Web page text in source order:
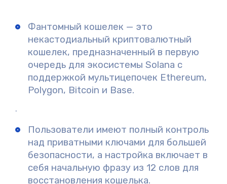
Фантомный кошелек — это
некастодиальный криптовалютный
кошелек, предназначенный в первую
очередь для экосистемы Solana с
поддержкой мультицепочек Ethereum,
Polygon, Bitcoin и Base.
.
Пользователи имеют полный контроль
над приватными ключами для большей
безопасности, а настройка включает в
себя начальную фразу из 12 слов для
восстановления кошелька.